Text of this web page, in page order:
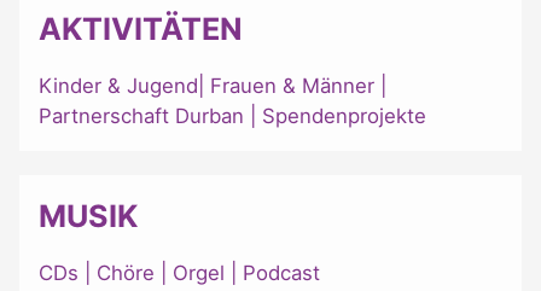
AKTIVITÄTEN
Kinder & Jugend Frauen & Männer
Partnerschaft Durban
Spendenprojekte
MUSIK
CDs Chöre Orgel Podcast